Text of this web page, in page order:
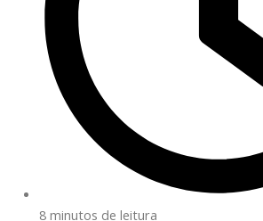
8 minutos de leitura